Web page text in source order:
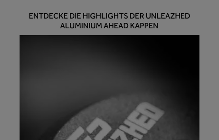
ENTDECKE DIE HIGHLIGHTS DER UNLEAZHED
ALUMINIUM AHEAD KAPPEN